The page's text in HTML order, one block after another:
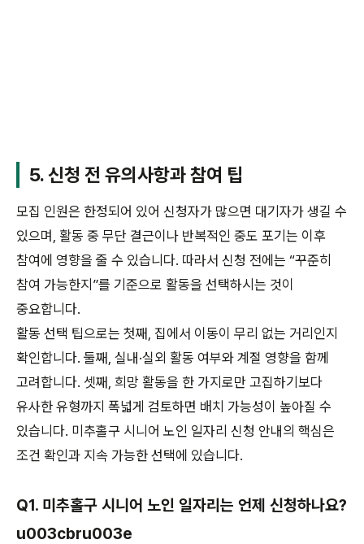
5. 신청 전 유의사항과 참여 팁
모집 인원은 한정되어 있어 신청자가 많으면 대기자가 생길 수
있으며, 활동 중 무단 결근이나 반복적인 중도 포기는 이후
참여에 영향을 줄 수 있습니다. 따라서 신청 전에는 “꾸준히
참여 가능한지”를 기준으로 활동을 선택하시는 것이
중요합니다.
활동 선택 팁으로는 첫째, 집에서 이동이 무리 없는 거리인지
확인합니다. 둘째, 실내·실외 활동 여부와 계절 영향을 함께
고려합니다. 셋째, 희망 활동을 한 가지로만 고집하기보다
유사한 유형까지 폭넓게 검토하면 배치 가능성이 높아질 수
있습니다. 미추홀구 시니어 노인 일자리 신청 안내의 핵심은
조건 확인과 지속 가능한 선택에 있습니다.
Q1. 미추홀구 시니어 노인 일자리는 언제 신청하나요?
u003cbru003e